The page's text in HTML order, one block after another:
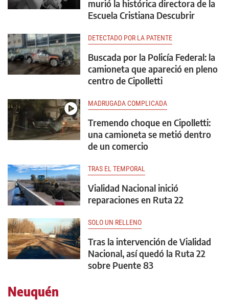
murió la histórica directora de la
Escuela Cristiana Descubrir
DETECTADO POR LA PATENTE
Buscada por la Policía Federal: la
camioneta que apareció en pleno
centro de Cipolletti
MADRUGADA COMPLICADA
Tremendo choque en Cipolletti:
una camioneta se metió dentro
de un comercio
TRAS EL TEMPORAL
Vialidad Nacional inició
reparaciones en Ruta 22
SOLO UN RELLENO
Tras la intervención de Vialidad
Nacional, así quedó la Ruta 22
sobre Puente 83
Neuquén